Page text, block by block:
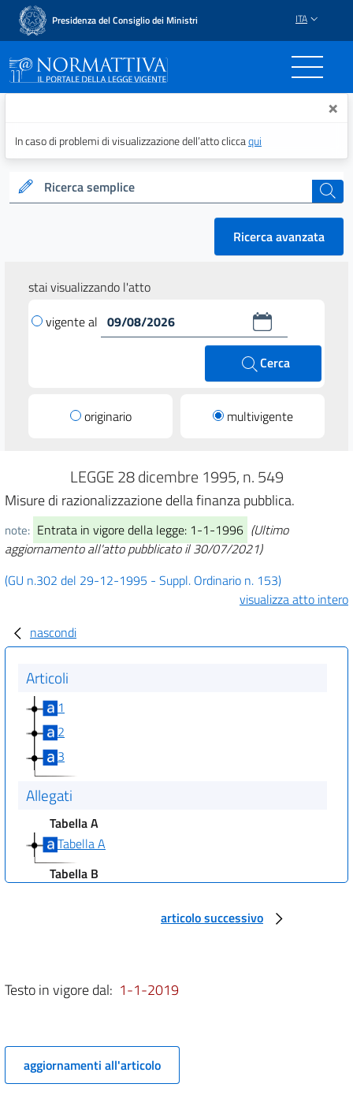
Presidenza del Consiglio dei Ministri ITA
Normattiva - Il portale ×
In caso di problemi di visualizzazione dell’atto cliccaqui
Ricerca semplice cerca
Ricerca avanzata
stai visualizzando l'atto
vigente al
Cerca
originario multivigente
LEGGE 28 dicembre 1995, n. 549
Misure di razionalizzazione della finanza pubblica.
note: Entrata in vigore della legge: 1-1-1996 (Ultimo
aggiornamento all'atto pubblicato il 30/07/2021)
(GU n.302 del 29-12-1995 - Suppl. Ordinario n. 153)
visualizza atto intero
nascondi
Articoli
1
2
3
Allegati
Tabella A
Tabella A
Tabella B
Allegato 1.
articolo successivo
Testo in vigore dal: 1-1-2019
aggiornamenti all'articolo